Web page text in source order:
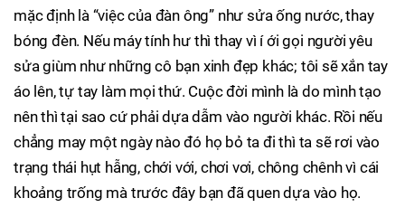
mặc định là “việc của đàn ông” như sửa ống nước, thay
bóng đèn. Nếu máy tính hư thì thay vì í ới gọi người yêu
sửa giùm như những cô bạn xinh đẹp khác; tôi sẽ xắn tay
áo lên, tự tay làm mọi thứ. Cuộc đời mình là do mình tạo
nên thì tại sao cứ phải dựa dẫm vào người khác. Rồi nếu
chẳng may một ngày nào đó họ bỏ ta đi thì ta sẽ rơi vào
trạng thái hụt hẫng, chới với, chơi vơi, chông chênh vì cái
khoảng trống mà trước đây bạn đã quen dựa vào họ.